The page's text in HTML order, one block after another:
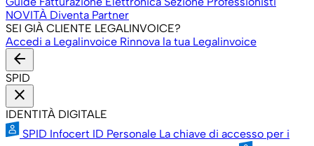
NOVITÀ Diventa Partner
SEI GIÀ CLIENTE LEGALINVOICE?
Accedi a Legalinvoice Rinnova la tua Legalinvoice
arrow_back
SPID
close
IDENTITÀ DIGITALE
SPID Infocert ID Personale La chiave di accesso per i